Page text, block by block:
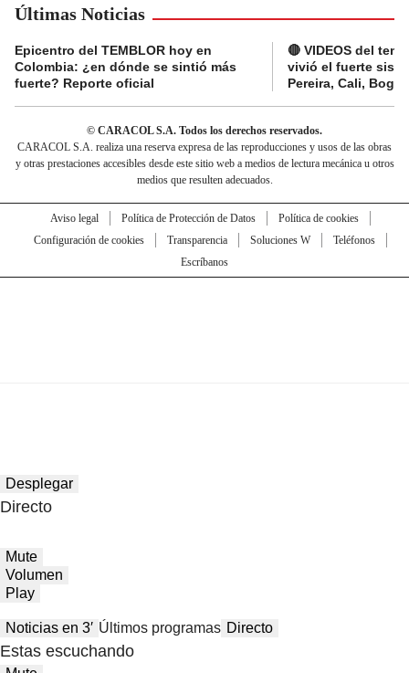
Últimas Noticias
Epicentro del TEMBLOR hoy en
Colombia: ¿en dónde se sintió más
fuerte? Reporte oficial
🔴 VIDEOS del
vivió el fuerte
Pereira, Cali,
© CARACOL S.A. Todos los derechos reservados.
CARACOL S.A. realiza una reserva expresa de las reproducciones y usos de las obras
y otras prestaciones accesibles desde este sitio web a medios de lectura mecánica u otros
medios que resulten adecuados.
Aviso legal Política de Protección de Datos
Política de cookies
Configuración de cookies
Transparencia Soluciones W
Teléfonos
Escríbanos
Desplegar
Directo
Mute
Volumen
Play
Noticias en 3′ Últimos programas Directo
Estas escuchando